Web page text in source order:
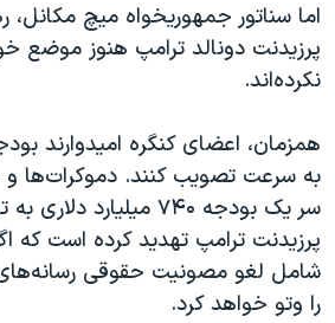
اما سناتور جمهوریخواه میچ مکانل،
پرزیدنت دونالد ترامپ هنوز موضع
نکرده‌اند.
همزمان، اعضای کنگره امیدوارند
به سرعت تصویب کنند. دموکرات‌ها و
سر یک بودجه ۷۴۰
پرزیدنت ترامپ تهدید کرده است که
شامل لغو مصونیت حقوقی
را وتو خواهد کرد.